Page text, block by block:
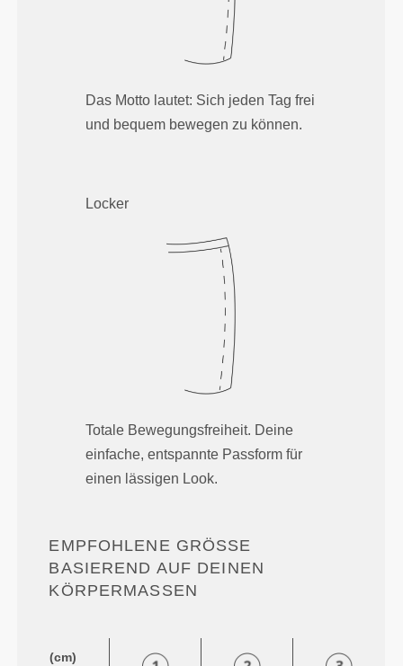
Das Motto lautet: Sich jeden Tag frei
und bequem bewegen zu können.
Locker
Totale Bewegungsfreiheit. Deine
einfache, entspannte Passform für
einen lässigen Look.
EMPFOHLENE GRÖSSE B
ASIEREND AUF DEINEN K
ÖRPERMASSEN
(cm)